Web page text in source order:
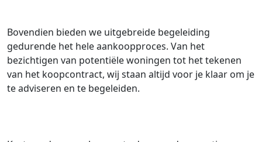
Bovendien bieden we uitgebreide begeleiding
gedurende het hele aankoopproces. Van het
bezichtigen van potentiële woningen tot het tekenen
van het koopcontract, wij staan altijd voor je klaar om je
te adviseren en te begeleiden.